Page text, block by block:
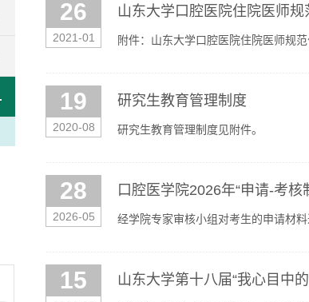
26
2021-01
山东大学口腔医院住院医师
附件：山东大学口腔医院住院医师规
19
2020-08
研究生教育管理制度
研究生教育管理制度见附件。
28
2026-05
口腔医学院2026年“申请-考
经学院专家审核小组对考生的申请材
15 山东大学第十八届“我心目中